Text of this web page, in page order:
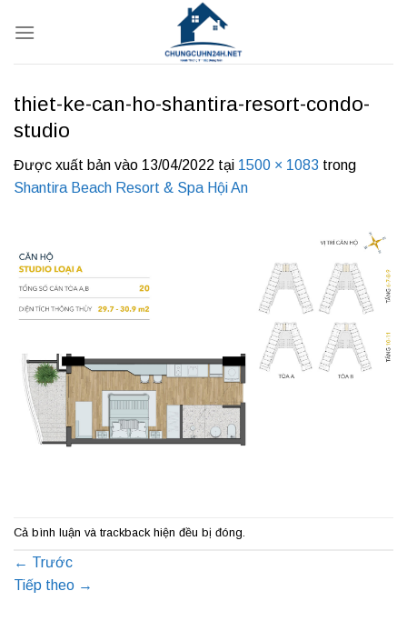
qua
thiet-ke-can-ho-shantira-resort-condo-
studio
Được xuất bản vào 13/04/2022 tại 1500 × 1083 trong
Shantira Beach Resort & Spa Hội An
Cả bình luận và trackback hiện đều bị đóng.
← Trước
Tiếp theo →